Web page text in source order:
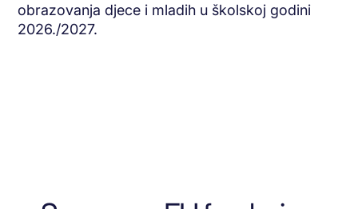
obrazovanja djece i mladih u školskoj godini
2026./2027.